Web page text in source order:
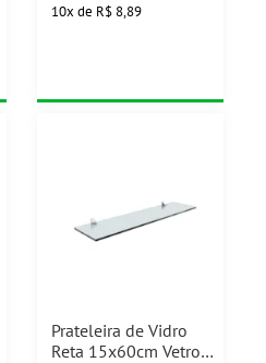
10x de R$ 8,89
Prateleira de Vidro
Reta 15x60cm Vetro